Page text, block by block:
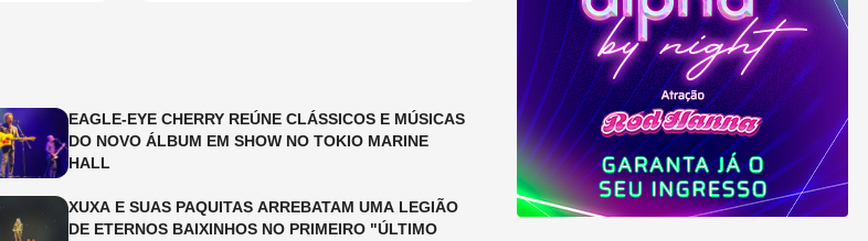
EAGLE-EYE CHERRY REÚNE CLÁSSICOS E MÚSICAS
DO NOVO ÁLBUM EM SHOW NO TOKIO MARINE
HALL
XUXA E SUAS PAQUITAS ARREBATAM UMA LEGIÃO
DE ETERNOS BAIXINHOS NO PRIMEIRO "ÚLTIMO